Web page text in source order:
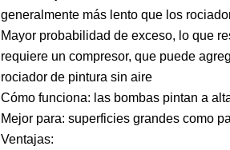
generalmente más lento que los
Mayor probabilidad de exceso, lo que
requiere un compresor, que puede
rociador de pintura sin aire
Cómo funciona: las bombas pintan a
Mejor para: superficies grandes como
Ventajas: